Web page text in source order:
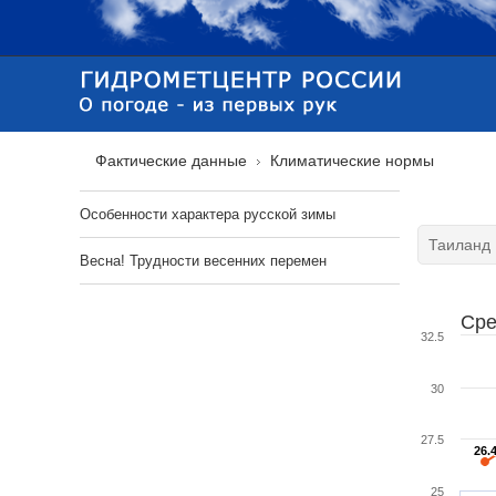
Фактические данные Климатические нормы
26.4
26.4
25
27.5
30
32.5
Особенности характера русской зимы
Весна! Трудности весенних перемен